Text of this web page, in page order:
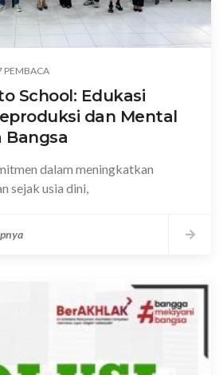
PEMBACA
School: Edukasi
dan Mental
Bangsa
dalam meningkatkan
sejak usia dini,